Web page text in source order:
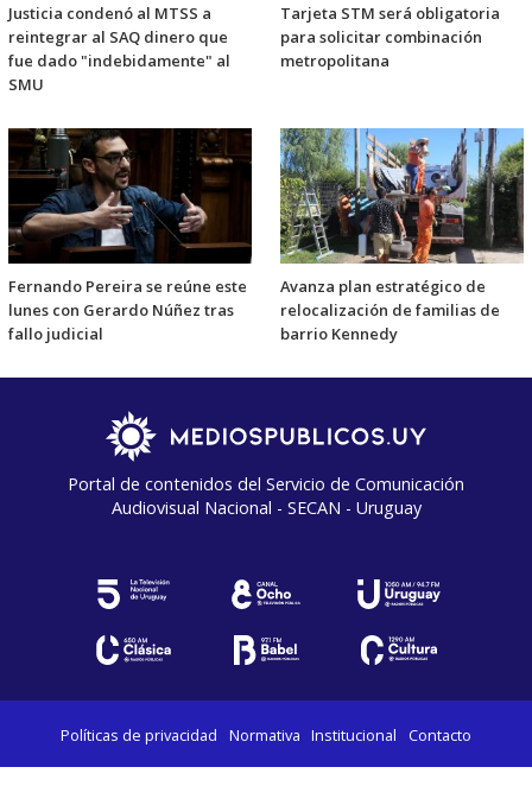
Justicia condenó al MTSS a
reintegrar al SAQ dinero que
fue dado "indebidamente" al
SMU
Tarjeta STM será obligatoria
para solicitar combinación
metropolitana
Fernando Pereira se reúne este
lunes con Gerardo Núñez tras
fallo judicial
Avanza plan estratégico de
relocalización de familias de
barrio Kennedy
Portal de contenidos del Servicio de Comunicación
Audiovisual Nacional - SECAN - Uruguay
Políticas de privacidad Normativa Institucional Contacto